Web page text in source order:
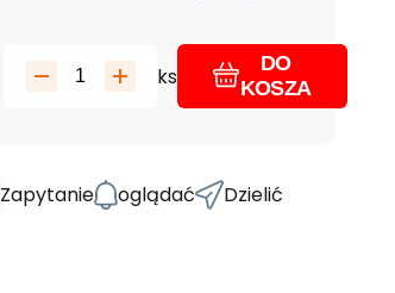
ks
DO
KOSZA
Zapytanie oglądać Dzielić